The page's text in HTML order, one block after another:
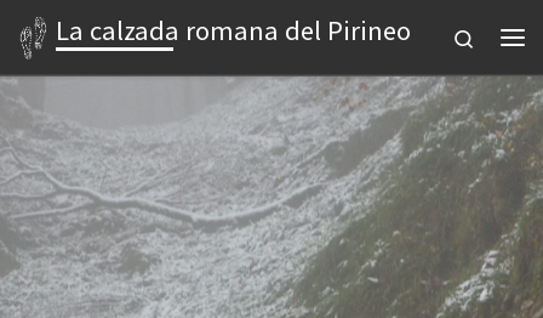
Saltar al contenido
La calzada romana del Pirineo
Search